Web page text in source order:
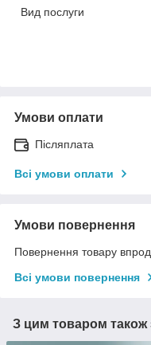
Вид послуги
Умови оплати
Післяплата
Всі умови оплати
Умови повернення
Повернення товару
Всі умови повернення
З цим товаром